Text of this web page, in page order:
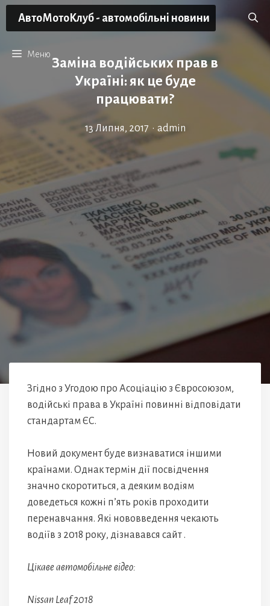
Перейти
АвтоМотоКлуб - автомобільні новини
Меню
Заміна водійських прав в
Україні: як це буде
працювати?
13 Липня, 2017 • admin
Згідно з Угодою про Асоціацію з Євросоюзом,
водійські права в Україні повинні відповідати
стандартам ЄС.
Новий документ буде визнаватися іншими
країнами. Однак термін дії посвідчення
значно скоротиться, а деяким водіям
доведеться кожні п’ять років проходити
перенавчання. Які нововведення чекають
водіїв з 2018 року, дізнавався сайт .
Цікаве автомобільне відео:
Nissan Leaf 2018